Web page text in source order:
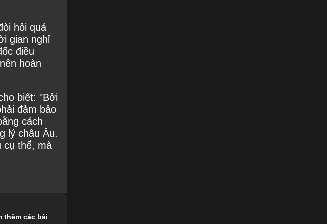
hỏi quá
gian nghỉ
điều
hoàn
biết: "Bởi
đảm bảo
cách
lý châu Âu.
cụ thể, mà
thêm các bài